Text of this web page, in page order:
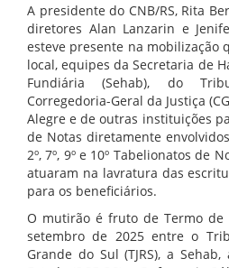
A presidente do CNB/RS, Rita
diretores Alan Lanzarin e
esteve presente na mobilização
local, equipes da Secretaria de
Fundiária (Sehab), do
Corregedoria-Geral da Justiça
Alegre e de outras instituições
de Notas diretamente
2º, 7º, 9º e 10º Tabelionatos de
atuaram na lavratura das
para os beneficiários.
O mutirão é fruto de Termo de
setembro de 2025 entre o
Grande do Sul (TJRS), a